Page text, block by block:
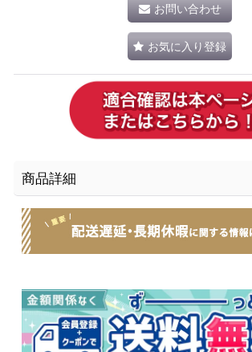
お問い合わせ
お気に入り登録
商品詳細